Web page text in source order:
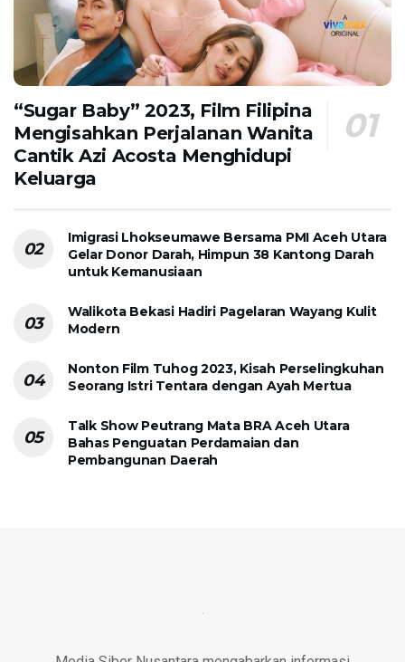
“Sugar Baby” 2023, Film Filipina
Mengisahkan Perjalanan Wanita
Cantik Azi Acosta Menghidupi
Keluarga
Imigrasi Lhokseumawe Bersama PMI Aceh Utara
Gelar Donor Darah, Himpun 38 Kantong Darah
untuk Kemanusiaan
Walikota Bekasi Hadiri Pagelaran Wayang Kulit
Modern
Nonton Film Tuhog 2023, Kisah Perselingkuhan
Seorang Istri Tentara dengan Ayah Mertua
Talk Show Peutrang Mata BRA Aceh Utara
Bahas Penguatan Perdamaian dan
Pembangunan Daerah